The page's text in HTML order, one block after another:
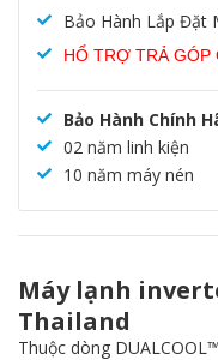
Bảo Hành Lắp Đặt
HỔ TRỢ TRẢ GÓP
Bảo Hành Chính
02 năm linh kiện
10 năm máy nén
Máy lạnh
Thailand
Thuộc dòng